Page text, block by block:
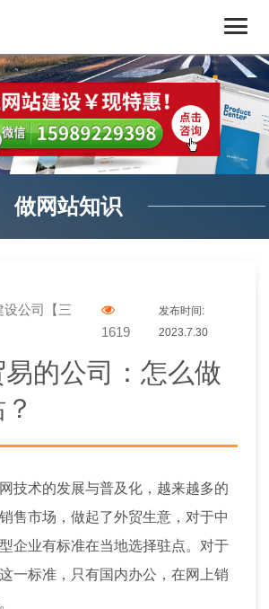
做网站知识
设公司【三
1619
发布时间:
2023.7.30
的公司：怎么做
技术的发展与普及化，越来越多的
售市场，做起了外贸生意，对于中
企业有标准在当地选择驻点。对于
一标准，只有国内办公，在网上销